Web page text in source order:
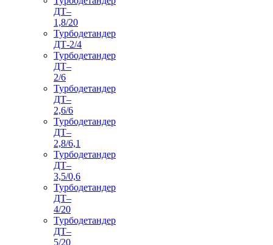
ДТ–
1,8/20
Турбодетандер
ДТ-2/4
Турбодетандер
ДТ–
2/6
Турбодетандер
ДТ–
2,6/6
Турбодетандер
ДТ–
2,8/6,1
Турбодетандер
ДТ–
3,5/0,6
Турбодетандер
ДТ–
4/20
Турбодетандер
ДТ–
5/20